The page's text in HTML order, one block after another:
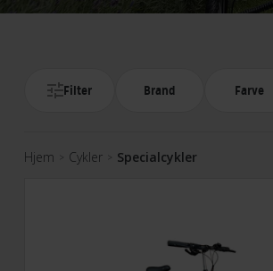
Filter Brand Farve
Hjem > Cykler > Specialcykler